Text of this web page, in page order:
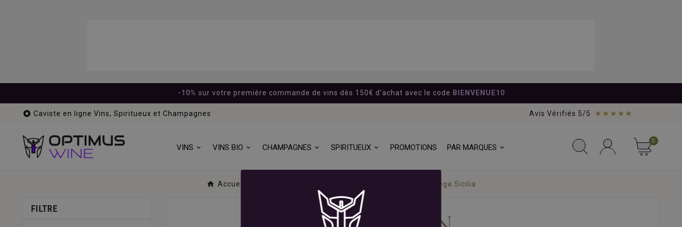
-10% sur votre première commande de vins dès 150€ d'achat avec le code BIENVENUE10
 Caviste en ligne Vins, Spiritueux et Champagnes Avis Vérifiés 5/5 ★★★★★
VINS VINS BIO CHAMPAGNES SPIRITUEUX PROMOTIONS PAR MARQUES
0
Accueil Bodegas Benjamin de Rothschild & Vega Sicilia
FILTRE